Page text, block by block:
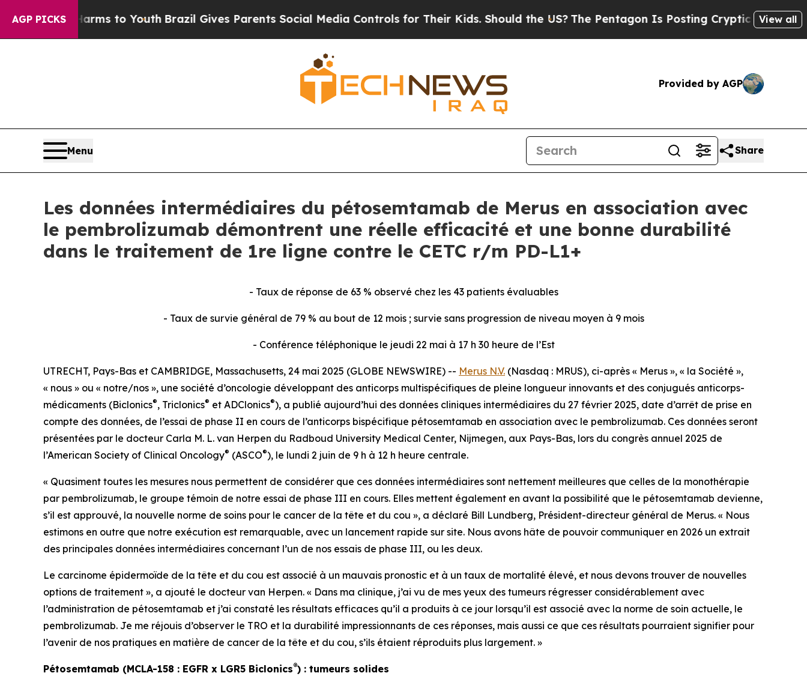
AGP PICKS
Harms to YouthBrazil Gives Parents Social Media Controls for Their Kids. Should the US?The Pentagon Is Posting Cryptic Biblical Messages
View all
Provided by AGP
Menu Share
Les données intermédiaires du pétosemtamab de Merus en association avec
le pembrolizumab démontrent une réelle efficacité et une bonne durabilité
dans le traitement de 1re ligne contre le CETC r/m PD-L1+
- Taux de réponse de 63 % observé chez les 43 patients évaluables
- Taux de survie général de 79 % au bout de 12 mois ; survie sans progression de niveau moyen à 9 mois
- Conférence téléphonique le jeudi 22 mai à 17 h 30 heure de l’Est
UTRECHT, Pays-Bas et CAMBRIDGE, Massachusetts, 24 mai 2025 (GLOBE NEWSWIRE) -- Merus N.V. (Nasdaq : MRUS), ci-après « Merus », « la Société »,
« nous » ou « notre/nos », une société d’oncologie développant des anticorps multispécifiques de pleine longueur innovants et des conjugués anticorps-
médicaments (Biclonics®, Triclonics® et ADClonics®), a publié aujourd’hui des données cliniques intermédiaires du 27 février 2025, date d’arrêt de prise en
compte des données, de l’essai de phase II en cours de l’anticorps bispécifique pétosemtamab en association avec le pembrolizumab. Ces données seront
présentées par le docteur Carla M. L. van Herpen du Radboud University Medical Center, Nijmegen, aux Pays-Bas, lors du congrès annuel 2025 de
l’American Society of Clinical Oncology® (ASCO®), le lundi 2 juin de 9 h à 12 h heure centrale.
« Quasiment toutes les mesures nous permettent de considérer que ces données intermédiaires sont nettement meilleures que celles de la monothérapie
par pembrolizumab, le groupe témoin de notre essai de phase III en cours. Elles mettent également en avant la possibilité que le pétosemtamab devienne,
s’il est approuvé, la nouvelle norme de soins pour le cancer de la tête et du cou », a déclaré Bill Lundberg, Président-directeur général de Merus. « Nous
estimons en outre que notre exécution est remarquable, avec un lancement rapide sur site. Nous avons hâte de pouvoir communiquer en 2026 un extrait
des principales données intermédiaires concernant l’un de nos essais de phase III, ou les deux.
Le carcinome épidermoïde de la tête et du cou est associé à un mauvais pronostic et à un taux de mortalité élevé, et nous devons trouver de nouvelles
options de traitement », a ajouté le docteur van Herpen. « Dans ma clinique, j’ai vu de mes yeux des tumeurs régresser considérablement avec
l’administration de pétosemtamab et j’ai constaté les résultats efficaces qu’il a produits à ce jour lorsqu’il est associé avec la norme de soin actuelle, le
pembrolizumab. Je me réjouis d’observer le TRO et la durabilité impressionnants de ces réponses, mais aussi ce que ces résultats pourraient signifier pour
l’avenir de nos pratiques en matière de cancer de la tête et du cou, s’ils étaient réproduits plus largement. »
Pétosemtamab (MCLA-158 : EGFR x LGR5 Biclonics®) : tumeurs solides